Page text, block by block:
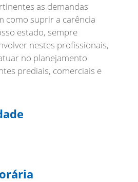
as demandas
como suprir a carência
estado, sempre
nestes profissionais,
no planejamento
prediais, comerciais e